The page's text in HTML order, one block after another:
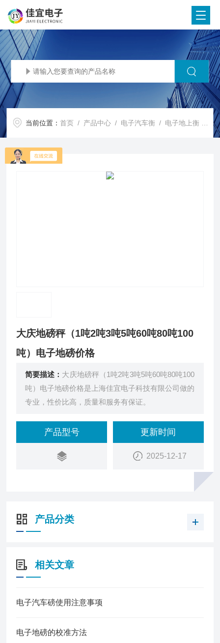
当前位置：首页 / 产品中心 / 电子汽车衡 / 电子地上衡
大庆地磅秤（1吨2吨3吨5吨60吨80吨100
吨）电子地磅价格
简要描述： 大庆地磅秤（1吨2吨3吨5吨60吨80吨100
吨）电子地磅价格是上海佳宜电子科技有限公司做的
专业，性价比高，质量和服务有保证。
产品型号 更新时间
2025-12-17
产品分类
相关文章
电子汽车磅使用注意事项
电子地磅的校准方法